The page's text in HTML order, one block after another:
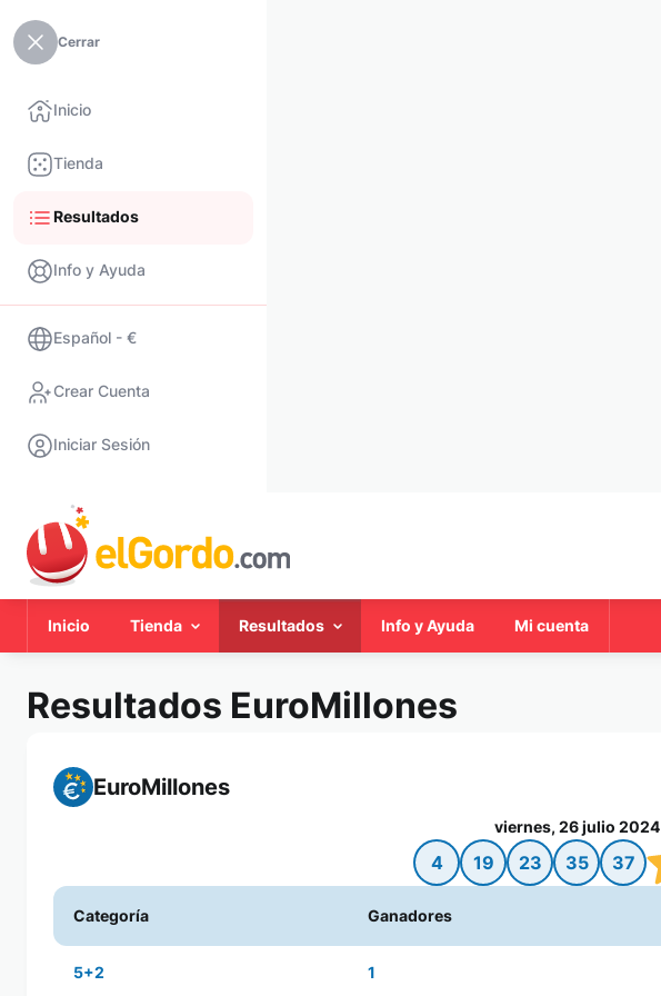
Cerrar
Inicio
Tienda
Resultados
Info y Ayuda
Español - €
Crear Cuenta
Iniciar Sesión
Inicio Tienda Resultados Info y Ayuda Mi cuenta
Resultados EuroMillones
EuroMillones
viernes, 26 julio 2024
4 19 23 35 37
Categoría Ganadores
5+2 1